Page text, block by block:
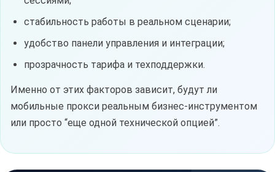
стабильность работы в реальном сценарии;
удобство панели управления и интеграции;
прозрачность тарифа и техподдержки.
Именно от этих факторов зависит, будут ли
мобильные прокси реальным бизнес-инструментом
или просто “еще одной технической опцией”.